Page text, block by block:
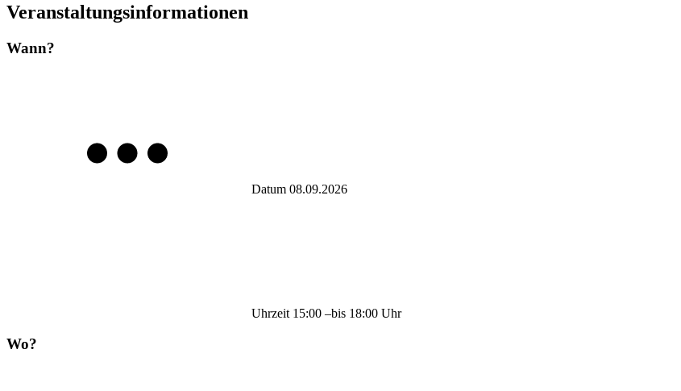
Veranstaltungsinformationen
Wann?
Datum 08.09.2026
Uhrzeit 15:00 –bis 18:00 Uhr
Wo?